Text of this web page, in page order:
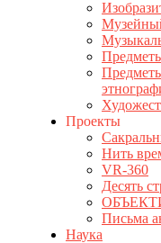
Проекты
Нить
VR-360
Десять
Письма
Наука